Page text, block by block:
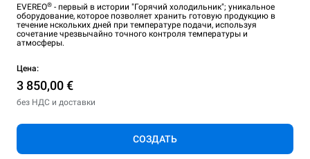
EVEREO® - первый в истории "Горячий холодильник"; уникальное
оборудование, которое позволяет хранить готовую продукцию в
течение нскольких дней при температуре подачи, используя
сочетание чрезвычайно точного контроля температуры и
атмосферы.
Цена:
3 850,00 €
без НДС и доставки
СОЗДАТЬ